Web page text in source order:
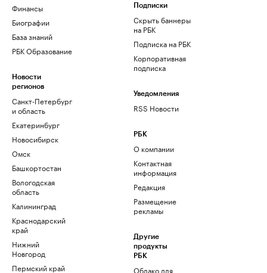
Финансы
Биографии
База знаний
РБК Образование
Новости
регионов
Санкт-Петербург
и область
Екатеринбург
Новосибирск
Омск
Башкортостан
Вологодская
область
Калининград
Краснодарский
край
Нижний
Новгород
Пермский край
Подписки
Скрыть баннеры
на РБК
Подписка на РБК
Корпоративная
подписка
Уведомления
RSS Новости
РБК
О компании
Контактная
информация
Редакция
Размещение
рекламы
Другие
продукты
РБК
Облако для